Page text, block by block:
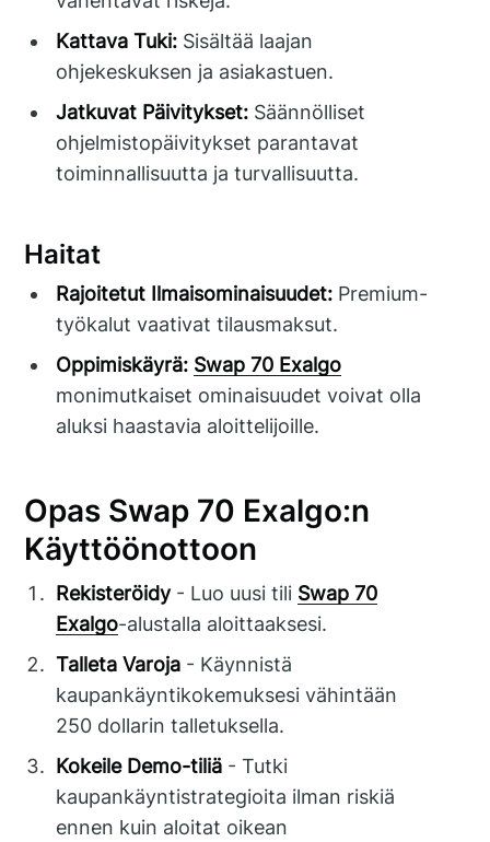
Kattava Tuki: Sisältää laajan
ohjekeskuksen ja asiakastuen.
Jatkuvat Päivitykset: Säännölliset
ohjelmistopäivitykset parantavat
toiminnallisuutta ja turvallisuutta.
Haitat
Rajoitetut Ilmaisominaisuudet: Premium-
työkalut vaativat tilausmaksut.
Oppimiskäyrä: Swap 70 Exalgo
monimutkaiset ominaisuudet voivat olla
aluksi haastavia aloittelijoille.
Opas Swap 70 Exalgo:n
Käyttöönottoon
Rekisteröidy- Luo uusi tili Swap 70
Exalgo-alustalla aloittaaksesi.
Talleta Varoja - Käynnistä
kaupankäyntikokemuksesi vähintään
250 dollarin talletuksella.
Kokeile Demo-tiliä - Tutki
kaupankäyntistrategioita ilman riskiä
ennen kuin aloitat oikean